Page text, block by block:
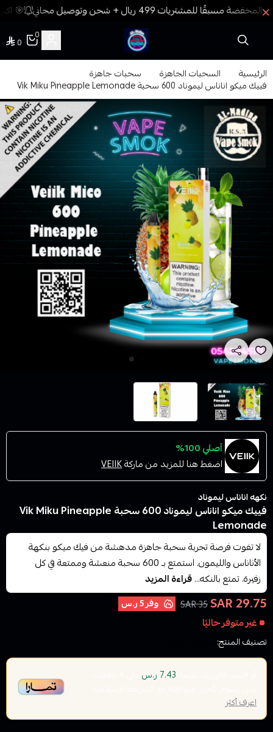
🎯
فيب المدينة
0
0
الرئيسية السحبات الجاهزة سحبات جاهزة
فييك ميكو اناناس ليموناد 600 سحبة Vik Miku Pineapple Lemonade
أصلي 100%
اضغط هنا للمزيد من ماركةVEIIK
نكهه اناناس ليموناد
فييك ميكو اناناس ليموناد 600 سحبة Vik Miku Pineapple
Lemonade
لا تفوت فرصة تجربة سحبة جاهزة مدهشة من فيك ميكو بنكهة
الأناناس والليمون. استمتع بـ 600 سحبة منعشة وممتعة في كل
زفيرة. تمتع بالنكه...قراءة المزيد
29.75 SAR
35 SAR وفر5 ر.س
غير متوفر حاليًا
تصنيف المنتج:
7.43 ر.س
اعرف أكثر